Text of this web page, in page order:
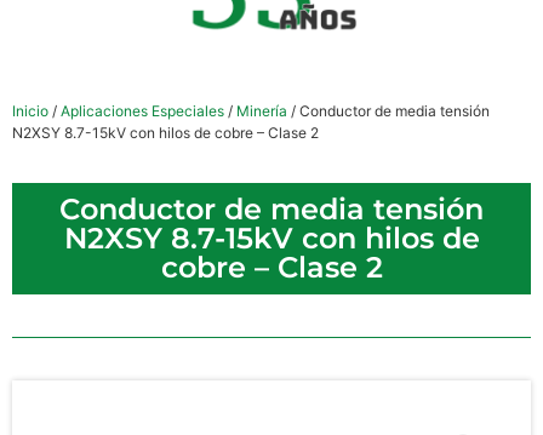
Inicio / Aplicaciones Especiales / Minería / Conductor de media tensión
N2XSY 8.7-15kV con hilos de cobre – Clase 2
Conductor de media tensión
N2XSY 8.7-15kV con hilos de
cobre – Clase 2